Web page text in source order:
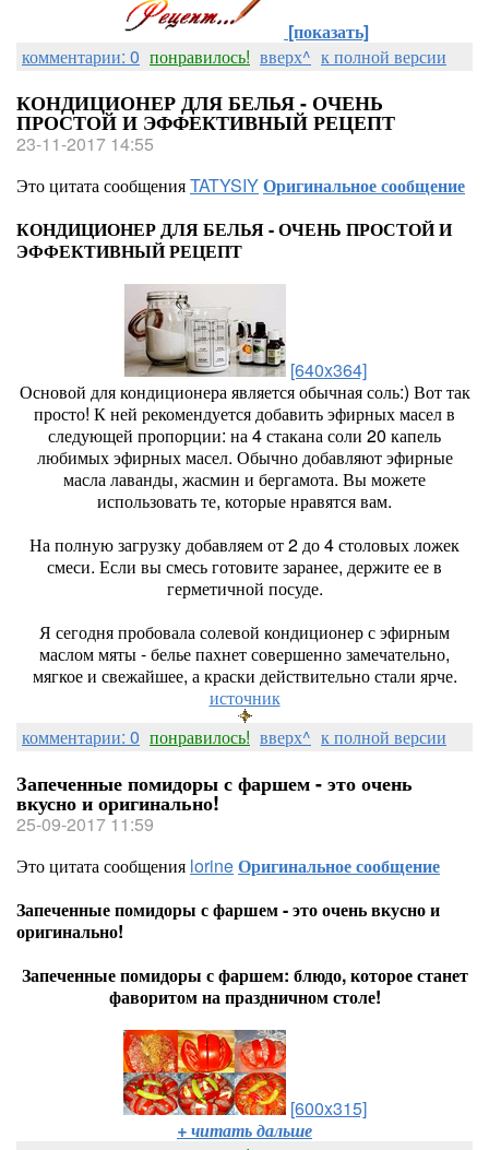
[показать]
комментарии: 0 понравилось! вверх^ к полной версии
КОНДИЦИОНЕР ДЛЯ БЕЛЬЯ - ОЧЕНЬ
ПРОСТОЙ И ЭФФЕКТИВНЫЙ РЕЦЕПТ
23-11-2017 14:55
Это цитата сообщенияTATYSIYОригинальное сообщение
КОНДИЦИОНЕР ДЛЯ БЕЛЬЯ - ОЧЕНЬ ПРОСТОЙ И
ЭФФЕКТИВНЫЙ РЕЦЕПТ
[640x364]
Основой для кондиционера является обычная соль:) Вот так
просто! К ней рекомендуется добавить эфирных масел в
следующей пропорции: на 4 стакана соли 20 капель
любимых эфирных масел. Обычно добавляют эфирные
масла лаванды, жасмин и бергамота. Вы можете
использовать те, которые нравятся вам.
На полную загрузку добавляем от 2 до 4 столовых ложек
смеси. Если вы смесь готовите заранее, держите ее в
герметичной посуде.
Я сегодня пробовала солевой кондиционер с эфирным
маслом мяты - белье пахнет совершенно замечательно,
мягкое и свежайшее, а краски действительно стали ярче.
источник
комментарии: 0 понравилось! вверх^ к полной версии
Запеченные помидоры с фаршем - это очень
вкусно и оригинально!
25-09-2017 11:59
Это цитата сообщения lorineОригинальное сообщение
Запеченные помидоры с фаршем - это очень вкусно и
оригинально!
Запеченные помидоры с фаршем: блюдо, которое станет
фаворитом на праздничном столе!
[600x315]
+ читать дальше